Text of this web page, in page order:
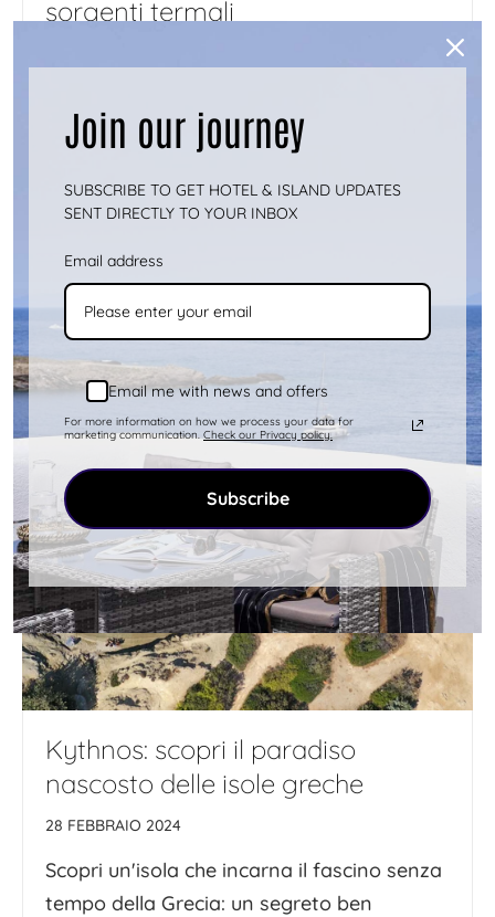
sorgenti termali
Cicladi , è rinomata per la sua bellezza
più
Kythnos: scopri il paradiso
nascosto delle isole greche
28 FEBBRAIO 2024
Scopri un'isola che incarna il fascino senza
tempo della Grecia: un segreto ben
Join our journey
SUBSCRIBE TO GET HOTEL & ISLAND UPDATES
SENT DIRECTLY TO YOUR INBOX
Email address
Email me with news and offers
For more information on how we process your data for
marketing communication. Check our Privacy policy.
Subscribe